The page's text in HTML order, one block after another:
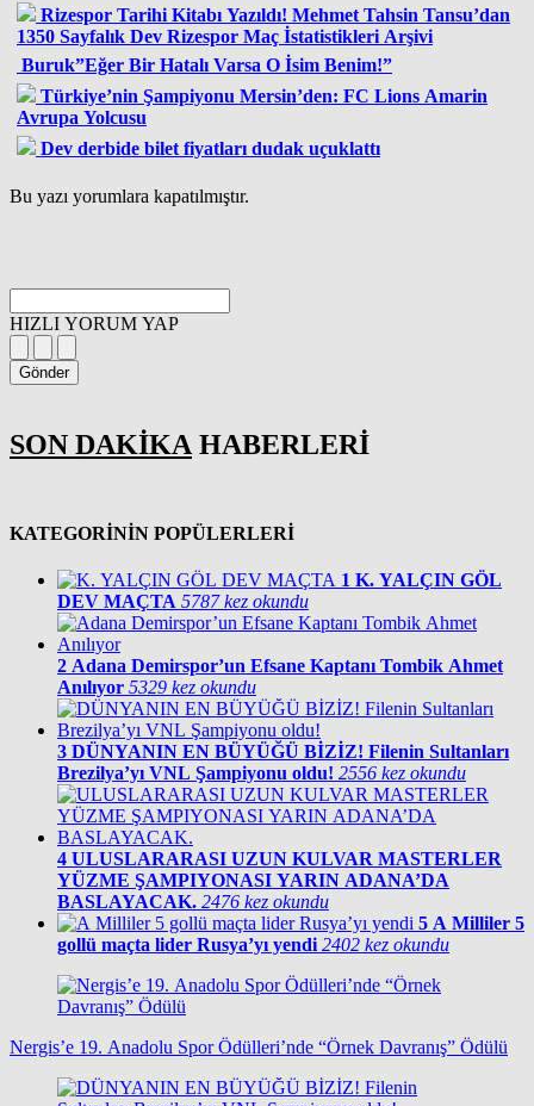
Rizespor Tarihi Kitabı Yazıldı! Mehmet Tahsin Tansu’dan
1350 Sayfalık Dev Rizespor Maç İstatistikleri Arşivi
Buruk”Eğer Bir Hatalı Varsa O İsim Benim!”
Türkiye’nin Şampiyonu Mersin’den: FC Lions Amarin
Avrupa Yolcusu
Dev derbide bilet fiyatları dudak uçuklattı
Bu yazı yorumlara kapatılmıştır.
HIZLI YORUM YAP
Gönder
SON DAKİKAHABERLERİ
KATEGORİNİN POPÜLERLERİ
1 K. YALÇIN GÖL
DEV MAÇTA 5787 kez okundu
2 Adana Demirspor’un Efsane Kaptanı Tombik Ahmet
Anılıyor 5329 kez okundu
3 DÜNYANIN EN BÜYÜĞÜ BİZİZ! Filenin Sultanları
Brezilya’yı VNL Şampiyonu oldu! 2556 kez okundu
4 ULUSLARARASI UZUN KULVAR MASTERLER
YÜZME ŞAMPIYONASI YARIN ADANA’DA
BASLAYACAK. 2476 kez okundu
5 A Milliler 5
gollü maçta lider Rusya’yı yendi 2402 kez okundu
Nergis’e 19. Anadolu Spor Ödülleri’nde “Örnek Davranış” Ödülü